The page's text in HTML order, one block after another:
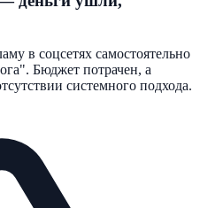
в соцсетях самостоятельно
Бюджет потрачен, а
системного подхода.